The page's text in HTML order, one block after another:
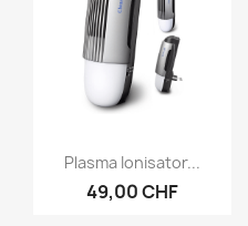
Vorschau
Plasma Ionisator...
49,00 CHF